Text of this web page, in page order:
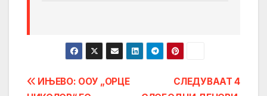
Post
СЛЕДУВААТ 4
ИЊЕВО: ООУ „ОРЦЕ